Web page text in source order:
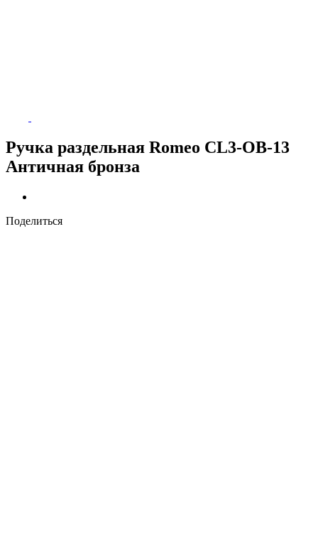
Ручка раздельная Romeo CL3-OB-13
Античная бронза
Поделиться